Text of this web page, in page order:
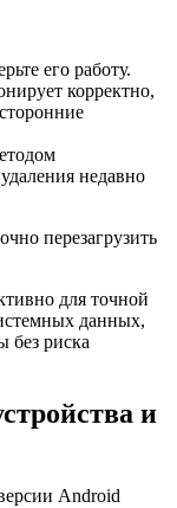
его работу.
корректно,
недавно
перезагрузить
для точной
данных,
без риска
и